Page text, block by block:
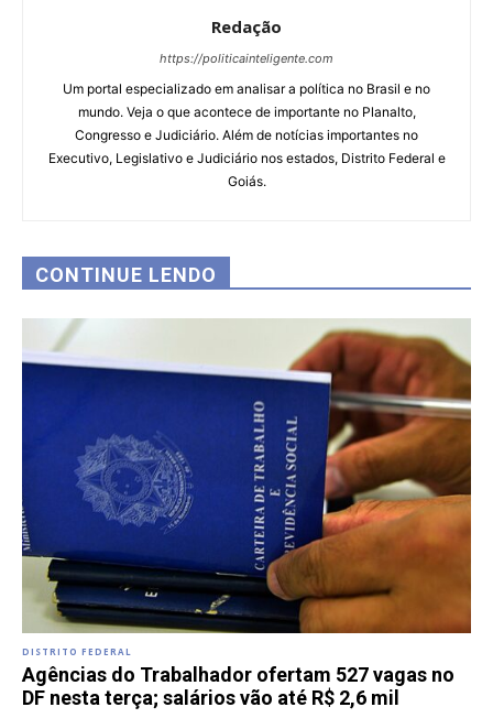
Redação
https://politicainteligente.com
Um portal especializado em analisar a política no Brasil e no
mundo. Veja o que acontece de importante no Planalto,
Congresso e Judiciário. Além de notícias importantes no
Executivo, Legislativo e Judiciário nos estados, Distrito Federal e
Goiás.
CONTINUE LENDO
DISTRITO FEDERAL
Agências do Trabalhador ofertam 527 vagas no
DF nesta terça; salários vão até R$ 2,6 mil